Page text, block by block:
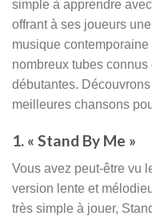
simple à apprendre
offrant à ses joueurs
musique
nombreux tubes
débutantes.
meilleures chansons
1. « Stand By Me »
Vous avez peut-être vu
version lente et
très simple à jouer,